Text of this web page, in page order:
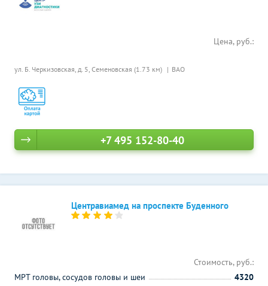
ул. Б. Черкизовская, д. 5, Семеновская (1.73 км) ВАО
Цена, руб.:
+7 495 152-80-40
Центравиамед на проспекте Буденного
Стоимость, руб.:
МРТ головы, сосудов головы и шеи
4320